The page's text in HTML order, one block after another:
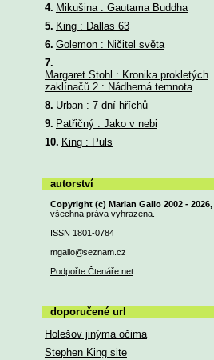
4. Mikušina : Gautama Buddha
5. King : Dallas 63
6. Golemon : Ničitel světa
7.
Margaret Stohl : Kronika prokletých
zaklínačů 2 : Nádherná temnota
8. Urban : 7 dní hříchů
9. Patřičný : Jako v nebi
10. King : Puls
autorství
Copyright (c) Marian Gallo 2002 - 2026,
všechna práva vyhrazena.
ISSN 1801-0784
mgallo@seznam.cz
Podpořte Čtenáře.net
doporučené url
Holešov jinýma očima
Stephen King site